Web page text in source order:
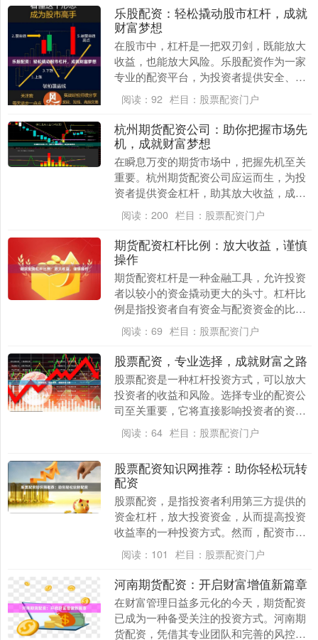
乐股配资：轻松撬动股市杠杆，成就
财富梦想
在股市中，杠杆是一把双刃剑，既能放大
收益，也能放大风险。乐股配资作为一家
专业的配资平台，为投资者提供安全、便
捷的配资服务，帮助他们轻松撬动股市杠
杆，成就财富梦想....
阅读： 92 栏目： 股票配资门户
杭州期货配资公司：助你把握市场先
机，成就财富梦想
在瞬息万变的期货市场中，把握先机至关
重要。杭州期货配资公司应运而生，为投
资者提供资金杠杆，助其放大收益，成就
财富梦想。 杭州期货配资公司拥有专业的
风控团队和丰富....
阅读： 200 栏目： 股票配资门户
期货配资杠杆比例：放大收益，谨慎
操作
期货配资杠杆是一种金融工具，允许投资
者以较小的资金撬动更大的头寸。杠杆比
例是指投资者自有资金与配资资金的比
例。 杠杆比例越高，放大收益的潜力越
大。例如，10倍杠....
阅读： 69 栏目： 股票配资门户
股票配资，专业选择，成就财富之路
股票配资是一种杠杆投资方式，可以放大
投资者的收益和风险。选择专业的配资公
司至关重要，它将直接影响投资者的资金
安全和收益率。 **专业配资公司的特点：
** * *....
阅读： 64 栏目： 股票配资门户
股票配资知识网推荐：助你轻松玩转
配资
股票配资，是指投资者利用第三方提供的
资金杠杆，放大投资资金，从而提高投资
收益率的一种投资方式。然而，配资市场
鱼龙混杂，投资者在参与之前需要掌握一
定的知识和技巧。....
阅读： 101 栏目： 股票配资门户
河南期货配资：开启财富增值新篇章
在财富管理日益多元化的今天，期货配资
已成为一种备受关注的投资方式。河南期
货配资，凭借其专业团队和完善的风控体